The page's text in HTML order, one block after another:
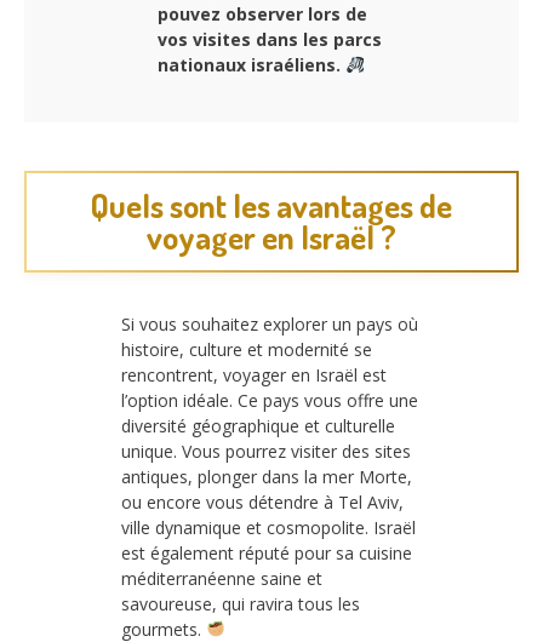
pouvez observer lors de
vos visites dans les parcs
nationaux israéliens.
Quels sont les avantages de
voyager en Israël ?
Si vous souhaitez explorer un pays où
histoire, culture et modernité se
rencontrent, voyager en Israël est
l’option idéale. Ce pays vous offre une
diversité géographique et culturelle
unique. Vous pourrez visiter des sites
antiques, plonger dans la mer Morte,
ou encore vous détendre à Tel Aviv,
ville dynamique et cosmopolite. Israël
est également réputé pour sa cuisine
méditerranéenne saine et
savoureuse, qui ravira tous les
gourmets.